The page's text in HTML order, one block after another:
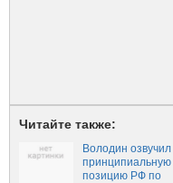
Читайте также:
Володин озвучил
принципиальную
позицию РФ по